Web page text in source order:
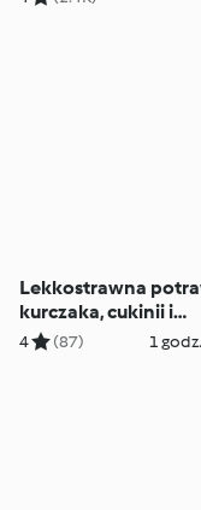
Lekkostrawna
kurczaka, cukinii i
marchewki z ryżem
4 (87) 1